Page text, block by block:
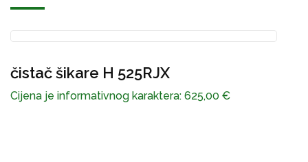
čistač šikare H 525RJX
Cijena je informativnog karaktera: 625,00 €